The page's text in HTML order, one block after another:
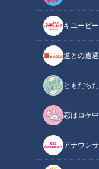
キユーピ
道との遭遇
ともだち
恋はロケ中
アナウン
CBCテレビ野球中継「燃
この記事の画像（全